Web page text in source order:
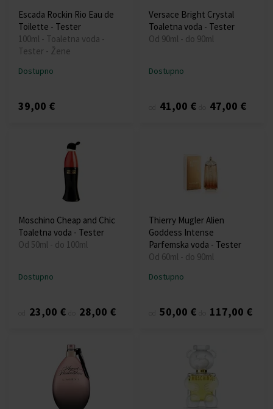
Escada Rockin Rio Eau de
Toilette - Tester
100ml - Toaletna voda -
Tester - Žene
Dostupno
39,00 €
Versace Bright Crystal
Toaletna voda - Tester
Od 90ml - do 90ml
Dostupno
41,00 € 47,00 €
Moschino Cheap and Chic
Toaletna voda - Tester
Od 50ml - do 100ml
Dostupno
23,00 € 28,00 €
Thierry Mugler Alien
Goddess Intense
Parfemska voda - Tester
Od 60ml - do 90ml
Dostupno
50,00 € 117,00 €